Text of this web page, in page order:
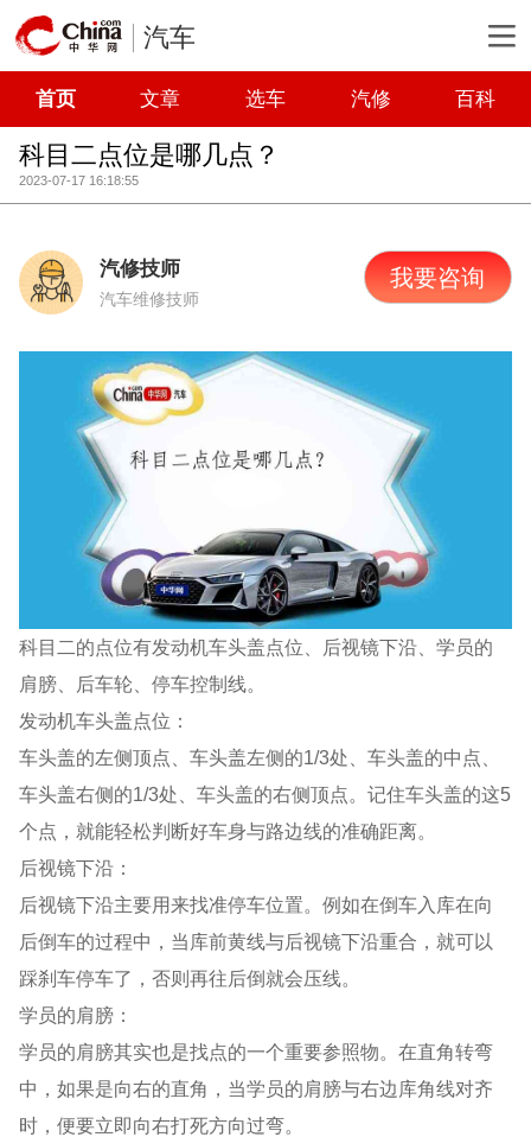
汽车
首页 文章 选车 汽修 百科
科目二点位是哪几点？
2023-07-17 16:18:55
汽修技师
汽车维修技师
我要咨询
科目二的点位有发动机车头盖点位、后视镜下沿、学员的
肩膀、后车轮、停车控制线。
发动机车头盖点位：
车头盖的左侧顶点、车头盖左侧的1/3处、车头盖的中点、
车头盖右侧的1/3处、车头盖的右侧顶点。记住车头盖的这5
个点，就能轻松判断好车身与路边线的准确距离。
后视镜下沿：
后视镜下沿主要用来找准停车位置。例如在倒车入库在向
后倒车的过程中，当库前黄线与后视镜下沿重合，就可以
踩刹车停车了，否则再往后倒就会压线。
学员的肩膀：
学员的肩膀其实也是找点的一个重要参照物。在直角转弯
中，如果是向右的直角，当学员的肩膀与右边库角线对齐
时，便要立即向右打死方向过弯。